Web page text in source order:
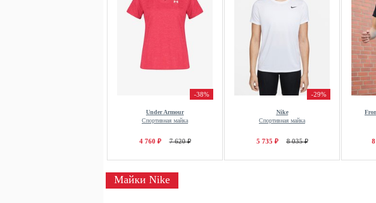
-38%
Under Armour
Спортивная майка
4 760 ₽ 7 620 ₽
-29%
Nike
Спортивная майка
5 735 ₽ 8 035 ₽
Майки Nike